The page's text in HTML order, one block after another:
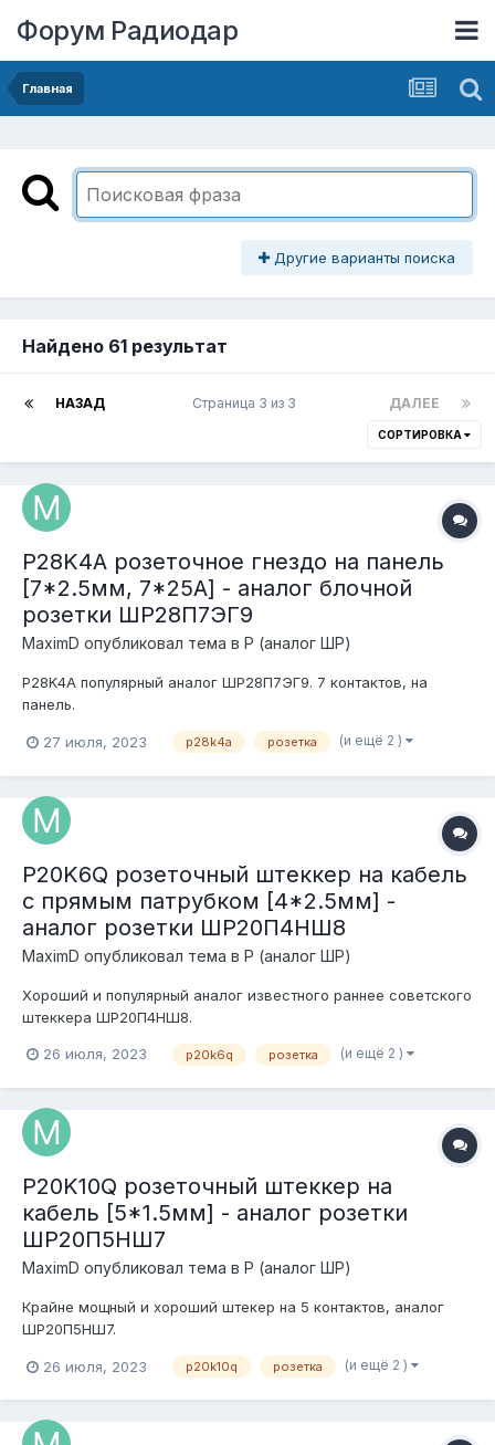
Форум Радиодар
Главная
Другие варианты поиска
Найдено 61 результат
НАЗАД ДАЛЕЕ
Страница 3 из 3
СОРТИРОВКА
P28K4A розеточное гнездо на панель
[7*2.5мм, 7*25А] - аналог блочной
розетки ШР28П7ЭГ9
MaximD опубликовал тема в P (аналог ШР)
P28K4A популярный аналог ШР28П7ЭГ9. 7 контактов, на
панель.
27 июля, 2023 p28k4a розетка (и ещё 2 )
P20K6Q розеточный штеккер на кабель
с прямым патрубком [4*2.5мм] -
аналог розетки ШР20П4НШ8
MaximD опубликовал тема в P (аналог ШР)
Хороший и популярный аналог известного раннее советского
штеккера ШР20П4НШ8.
26 июля, 2023 p20k6q розетка (и ещё 2 )
P20K10Q розеточный штеккер на
кабель [5*1.5мм] - аналог розетки
ШР20П5НШ7
MaximD опубликовал тема в P (аналог ШР)
Крайне мощный и хороший штекер на 5 контактов, аналог
ШР20П5НШ7.
26 июля, 2023 p20k10q розетка (и ещё 2 )